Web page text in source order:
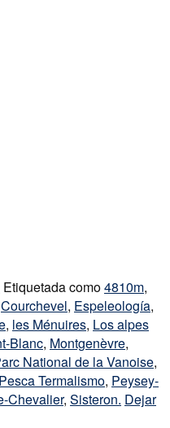
Etiquetada como4810m,
Courchevel, Espeleología,
, les Ménuires, Los alpes
Blanc, Montgenèvre,
National de la Vanoise,
Pesca Termalismo, Peysey-
Chevalier, Sisteron. Dejar